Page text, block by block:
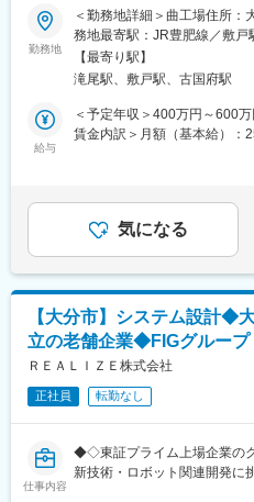
・キャリア構築制度が充実し
を設定しており、半期ごとに
ーニング・現場研修など目的
で人材育成に取り組んでいま
■当社について
でありながらソニーのエレク
を担い、特に音づくりにおい
造、サービスまでを行うソニ
高品質な音を世界中に届けて
また、同社は40年以上の障が
障がい者問わず働きやすい環
■就業環境
・就労場所は平屋の工場であ
多数あることより、社員間の
変更の範囲：本文参照
■採用背景：
～業績好調による組織強化お
～
■業務内容：
当社は半導体製造後工程装置
置、検査装置の設計、製造、
ポジションでは、既存技術を
具体的には以下の業務を担当
- 半導体製造装置、自動車関
- プロジェクトの進行管理お
■組織構成：
技術部門は現在20名のメン
力しており、FIGグループ企
います。
■仕事の魅力：
- 大手企業との取引を通じて
勤務地
＜勤務地詳細＞曲工場住所：
務地最寄駅：JR豊肥線／敷戸
の範囲：会社の定める事業所
【最寄り駅】
滝尾駅、敷戸駅、古国府駅
給与
＜予定年収＞400万円～600
賃金内訳＞月額（基本給）：
す。月給(月額)は固定手当を
気になる
【大分市】システム設計◆
立の老舗企業◆FIGグループ
ＲＥＡＬＩＺＥ株式会社
正社員 転勤なし
仕事内容
◆◇東証プライム上場企業の
新技術・ロボット関連開発